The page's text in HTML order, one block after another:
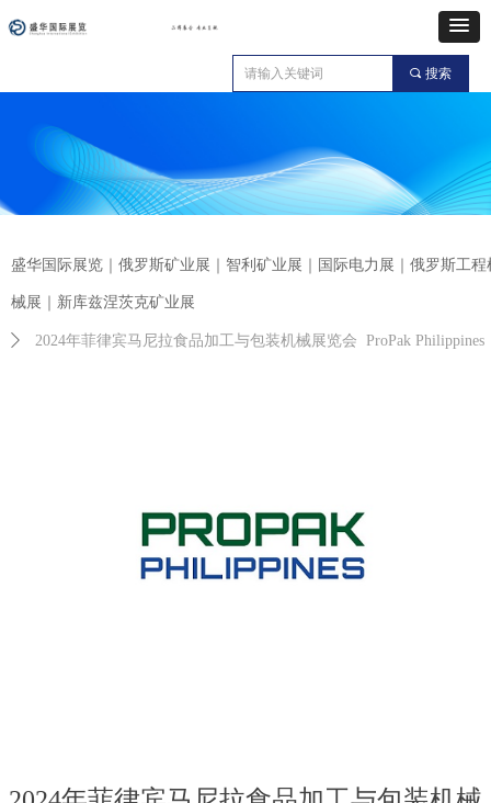
끠 搜索
盛华国际展览｜俄罗斯矿业展｜智利矿业展｜国际电力展｜俄罗斯工程
械展｜新库兹涅茨克矿业展
ꄲ 2024年菲律宾马尼拉食品加工与包装机械展览会 ProPak Philippines